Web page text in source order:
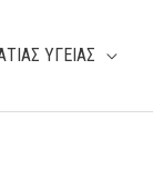
ΥΓΕΙΑΣ